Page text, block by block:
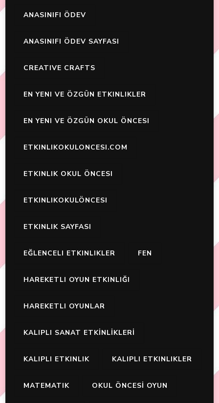
ANASINIFI ÖDEV
ANASINIFI ÖDEV SAYFASI
CREATIVE CRAFTS
EN YENI VE ÖZGÜN ETKINLIKLER
EN YENI VE ÖZGÜN OKUL ÖNCESI
ETKINLIKOKULONCESI.COM
ETKINLIK OKUL ÖNCESI
ETKINLIKOKULÖNCESI
ETKINLIK SAYFASI
EĞLENCELI ETKINLIKLER FEN
HAREKETLI OYUN ETKINLIĞI
HAREKETLI OYUNLAR
KALIPLI SANAT ETKİNLİKLERİ
KALIPLI ETKINLIK KALIPLI ETKINLIKLER
MATEMATIK OKUL ÖNCESİ OYUN